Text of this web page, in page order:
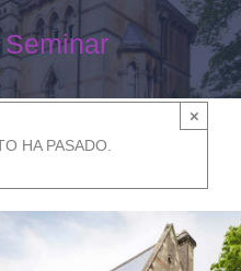
HA PASADO.
×